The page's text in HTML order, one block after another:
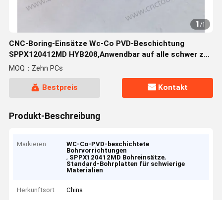
1/1
CNC-Boring-Einsätze Wc-Co PVD-Beschichtung
SPPX120412MD HYB208,Anwendbar auf alle schwer zu
bearbeitenden Materialien mit Ausnahme von
MOQ：Zehn PCs
Bestpreis Kontakt
Produkt-Beschreibung
Markieren
WC-Co-PVD-beschichtete
Bohrvorrichtungen
, SPPX120412MD Bohreinsätze,
Standard-Bohrplatten für schwierige
Materialien
Herkunftsort China